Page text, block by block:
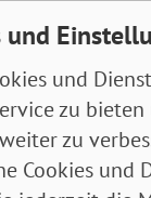
und junge
neun
/
und
und
zu
zu
Cookies und